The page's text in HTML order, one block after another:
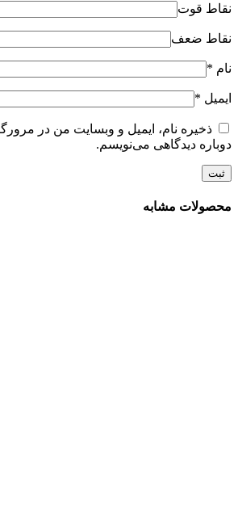
نقاط قوت
نقاط ضعف
نام *
ایمیل *
ذخیره نام، ایمیل و وبسایت من در
دوباره دیدگاهی می‌نویسم.
محصولات مشابه